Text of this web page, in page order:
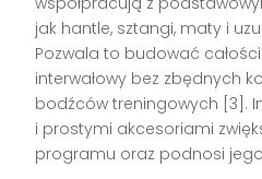
jak hantle, sztangi, maty i
Pozwala to budować
interwałowy bez zbędnych
bodźców treningowych [3].
i prostymi akcesoriami
programu oraz podnosi